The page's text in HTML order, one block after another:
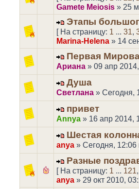
Gamete Meiosis » 25
Этапы
[ На страницу: 1 ... 31,
Marina-Helena » 14
Первая
Ариана » 09 апр
Душа
Светлана » Сегодня,
привет
Annya » 16 апр 2014,
Шестая
anya » Сегодня,
Разные
[ На страницу: 1 ... 121,
anya » 29 окт 2010,